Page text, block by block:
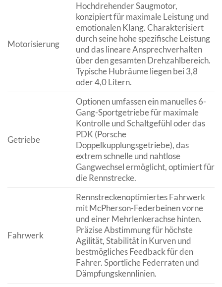
Motorisierung
Hochdrehender Saugmotor,
konzipiert für maximale Leistung und
emotionalen Klang. Charakterisiert
durch seine hohe spezifische Leistung
und das lineare Ansprechverhalten
über den gesamten Drehzahlbereich.
Typische Hubräume liegen bei 3,8
oder 4,0 Litern.
Getriebe
Optionen umfassen ein manuelles 6-
Gang-Sportgetriebe für maximale
Kontrolle und Schaltgefühl oder das
PDK (Porsche
Doppelkupplungsgetriebe), das
extrem schnelle und nahtlose
Gangwechsel ermöglicht, optimiert für
die Rennstrecke.
Fahrwerk
Rennstreckenoptimiertes Fahrwerk
mit McPherson-Federbeinen vorne
und einer Mehrlenkerachse hinten.
Präzise Abstimmung für höchste
Agilität, Stabilität in Kurven und
bestmögliches Feedback für den
Fahrer. Sportliche Federraten und
Dämpfungskennlinien.